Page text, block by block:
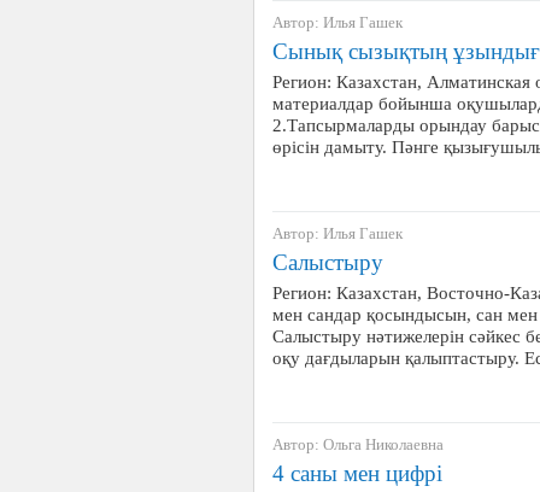
Автор: Илья Гашек
Сынық сызықтың
Регион: Казахстан,
материалдар бойынша
2.Тапсырмаларды орындау
өрісін дамыту. Пәнге
Автор: Илья Гашек
Салыстыру
Регион: Казахстан, Восточно-
мен сандар қосындысын, сан
Салыстыру нәтижелерін сәйкес
оқу дағдыларын қалыптастыру.
Автор: Ольга Николаевна
4 саны мен цифрі